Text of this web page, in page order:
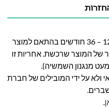
חברת לה גן מעניקה אחריות בין 12 – 36 חודשים בהתאם למוצר
של המוצר שרכשת. אחריות זו
מנגנון השמשיה).
ולא על ידי המובילים של חברת
.